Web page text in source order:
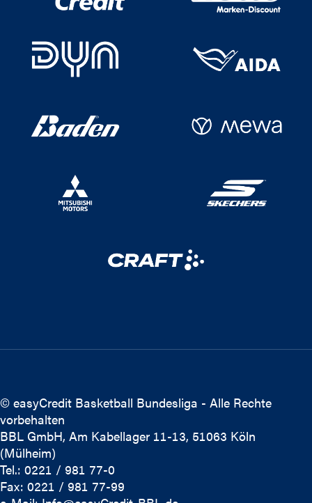
© easyCredit Basketball Bundesliga - Alle Rechte
vorbehalten
BBL GmbH, Am Kabellager 11-13, 51063 Köln
(Mülheim)
Tel.: 0221 / 981 77-0
Fax: 0221 / 981 77-99